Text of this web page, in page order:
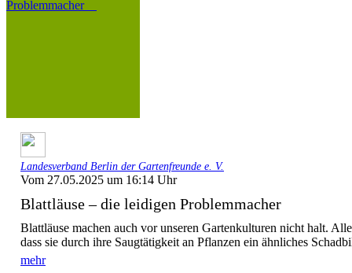
Landesverband Berlin der Gartenfreunde e. V.
Vom 27.05.2025 um 16:14 Uhr
Blattläuse – die leidigen Problemmacher
Blattläuse machen auch vor unseren Gartenkulturen nicht halt.
dass sie durch ihre Saugtätigkeit an Pflanzen ein ähnliches
mehr